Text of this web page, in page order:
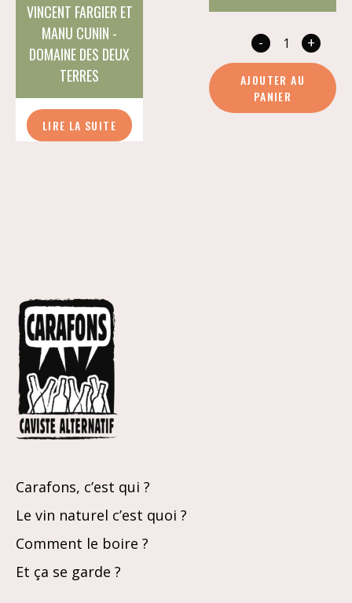
VINCENT FARGIER ET
MANU CUNIN -
DOMAINE DES DEUX
TERRES
LIRE LA SUITE
-
de
Glou
+
AJOUTER AU
PANIER
Carafons, c’est qui ?
Le vin naturel c’est quoi ?
Comment le boire ?
Et ça se garde ?